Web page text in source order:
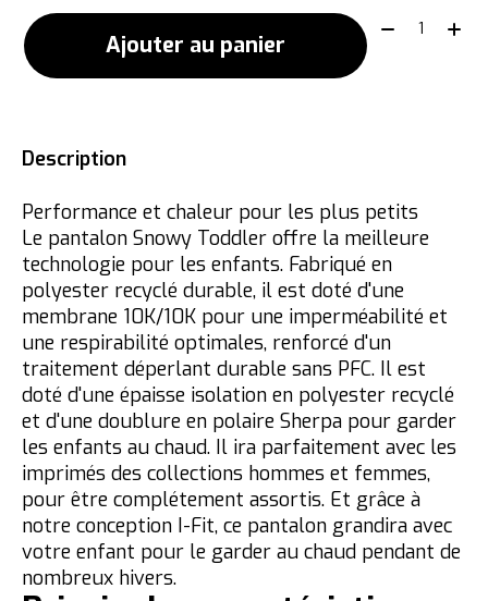
Ajouter au panier
Quantité:
Description
Performance et chaleur pour les plus petits
Le pantalon Snowy Toddler offre la meilleure
technologie pour les enfants. Fabriqué en
polyester recyclé durable, il est doté d'une
membrane 10K/10K pour une imperméabilité et
une respirabilité optimales, renforcé d'un
traitement déperlant durable sans PFC. Il est
doté d'une épaisse isolation en polyester recyclé
et d'une doublure en polaire Sherpa pour garder
les enfants au chaud. Il ira parfaitement avec les
imprimés des collections hommes et femmes,
pour être complétement assortis. Et grâce à
notre conception I-Fit, ce pantalon grandira avec
votre enfant pour le garder au chaud pendant de
nombreux hivers.